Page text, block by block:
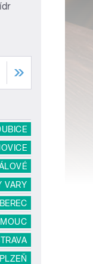
VARY
PLZEŇ